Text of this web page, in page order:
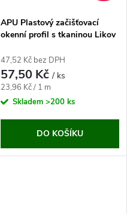
APU Plastový začišťovací
okenní profil s tkaninou Likov
47,52 Kč bez DPH
57,50 Kč/ ks
Měrná
cena:
23,96 Kč / 1 m
Skladem >200 ks
DO KOŠÍKU